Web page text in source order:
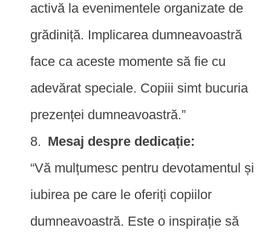
activă la evenimentele organizate de
grădiniță. Implicarea dumneavoastră
face ca aceste momente să fie cu
adevărat speciale. Copiii simt bucuria
prezenței dumneavoastră.”
Mesaj despre dedicație:
“Vă mulțumesc pentru devotamentul și
iubirea pe care le oferiți copiilor
dumneavoastră. Este o inspirație să